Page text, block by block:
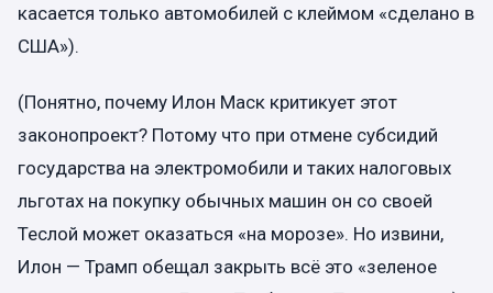
касается только автомобилей с клеймом «сделано в
США»).
(Понятно, почему Илон Маск критикует этот
законопроект? Потому что при отмене субсидий
государства на электромобили и таких налоговых
льготах на покупку обычных машин он со своей
Теслой может оказаться «на морозе». Но извини,
Илон — Трамп обещал закрыть всё это «зеленое